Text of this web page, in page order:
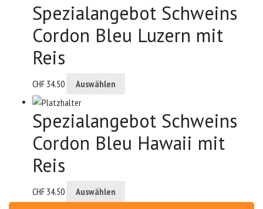
Spezialangebot Schweins
Cordon Bleu Luzern mit
Reis
CHF 34.50 Auswählen
Spezialangebot Schweins
Cordon Bleu Hawaii mit
Reis
CHF 34.50 Auswählen